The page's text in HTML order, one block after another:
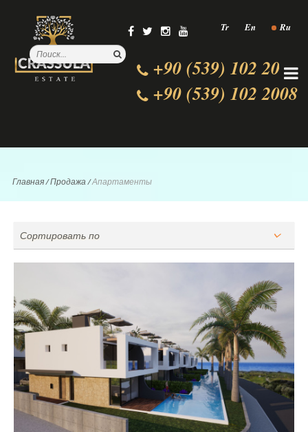
Tr En Ru
+90 (539) 102 2000
+90 (539) 102 2008
Главная/Продажа /Апартаменты
Сортировать по